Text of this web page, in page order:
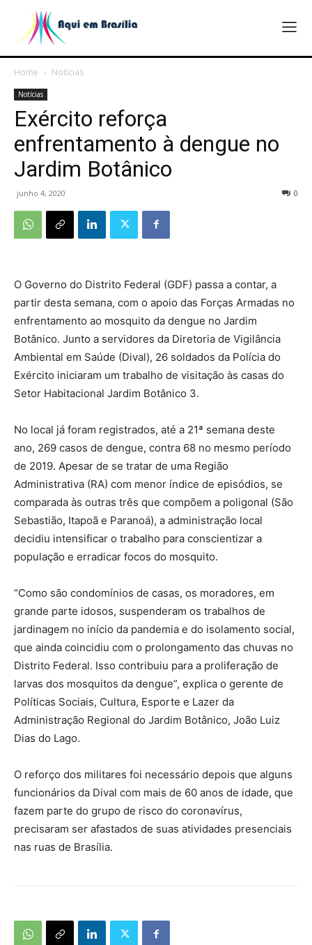
Home Notícias
Notícias
Exército reforça
enfrentamento à dengue no
Jardim Botânico
junho 4, 2020 0
O Governo do Distrito Federal (GDF) passa a contar, a
partir desta semana, com o apoio das Forças Armadas no
enfrentamento ao mosquito da dengue no Jardim
Botânico. Junto a servidores da Diretoria de Vigilância
Ambiental em Saúde (Dival), 26 soldados da Polícia do
Exército iniciaram um trabalho de visitação às casas do
Setor Habitacional Jardim Botânico 3.
No local já foram registrados, até a 21ª semana deste
ano, 269 casos de dengue, contra 68 no mesmo período
de 2019. Apesar de se tratar de uma Região
Administrativa (RA) com menor índice de episódios, se
comparada às outras três que compõem a poligonal (São
Sebastião, Itapoã e Paranoá), a administração local
decidiu intensificar o trabalho para conscientizar a
população e erradicar focos do mosquito.
“Como são condomínios de casas, os moradores, em
grande parte idosos, suspenderam os trabalhos de
jardinagem no início da pandemia e do isolamento social,
que ainda coincidiu com o prolongamento das chuvas no
Distrito Federal. Isso contribuiu para a proliferação de
larvas dos mosquitos da dengue”, explica o gerente de
Políticas Sociais, Cultura, Esporte e Lazer da
Administração Regional do Jardim Botânico, João Luiz
Dias do Lago.
O reforço dos militares foi necessário depois que alguns
funcionários da Dival com mais de 60 anos de idade, que
fazem parte do grupo de risco do coronavírus,
precisaram ser afastados de suas atividades presenciais
nas ruas de Brasília.